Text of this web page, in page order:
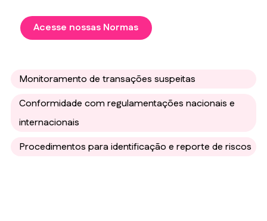
Acesse nossas Normas
Monitoramento de transações suspeitas
Conformidade com regulamentações nacionais e
internacionais
Procedimentos para identificação e reporte de riscos